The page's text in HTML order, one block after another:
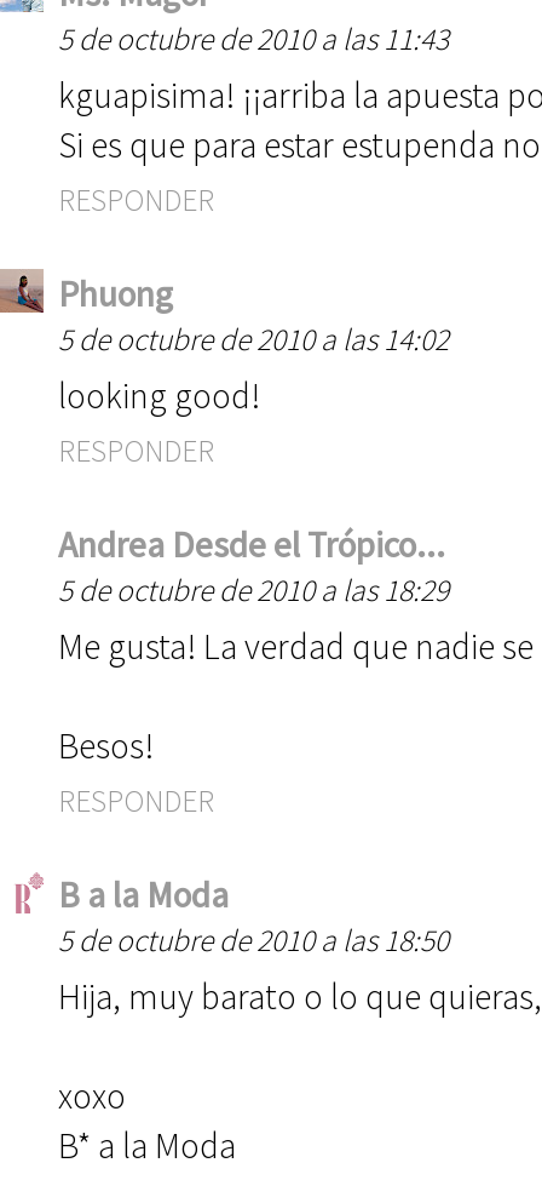
5 de octubre de 2010 a las 11:43
kguapisima! ¡¡arriba la apuesta
Si es que para estar estupenda
RESPONDER
Phuong
5 de octubre de 2010 a las 14:02
looking good!
RESPONDER
Andrea Desde el Trópico...
5 de octubre de 2010 a las 18:29
Me gusta! La verdad que nadie
Besos!
RESPONDER
B a la Moda
5 de octubre de 2010 a las 18:50
Hija, muy barato o lo que
xoxo
B* a la Moda